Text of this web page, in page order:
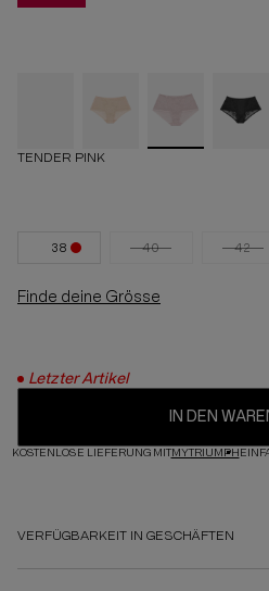
TENDER PINK
38 40 42
Finde deine Grösse
Letzter Artikel
IN DEN
KOSTENLOSE LIEFERUNG MITMYTRIUMPH
VERFÜGBARKEIT IN GESCHÄFTEN